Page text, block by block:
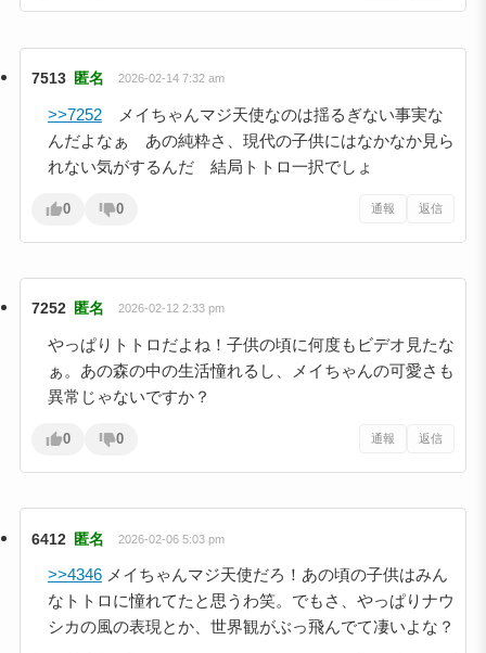
7513 匿名 2026-02-14 7:32 am
>>7252メイちゃんマジ天使なのは揺るぎない事実な
んだよなぁ あの純粋さ、現代の子供にはなかなか見ら
れない気がするんだ 結局トトロ一択でしょ
0 0 通報 返信
7252 匿名 2026-02-12 2:33 pm
やっぱりトトロだよね！子供の頃に何度もビデオ見たな
ぁ。あの森の中の生活憧れるし、メイちゃんの可愛さも
異常じゃないですか？
0 0 通報 返信
6412 匿名 2026-02-06 5:03 pm
>>4346メイちゃんマジ天使だろ！あの頃の子供はみん
なトトロに憧れてたと思うわ笑。でもさ、やっぱりナウ
シカの風の表現とか、世界観がぶっ飛んでて凄いよな？